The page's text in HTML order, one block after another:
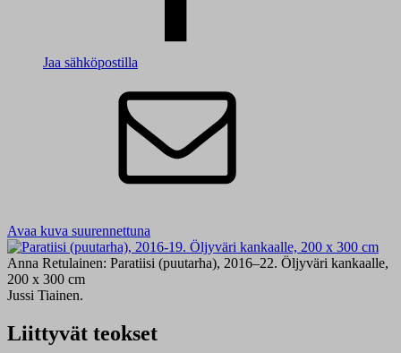
Jaa sähköpostilla
Avaa kuva suurennettuna
Anna Retulainen: Paratiisi (puutarha), 2016–22. Öljyväri kankaalle,
200 x 300 cm
Jussi Tiainen.
Liittyvät teokset